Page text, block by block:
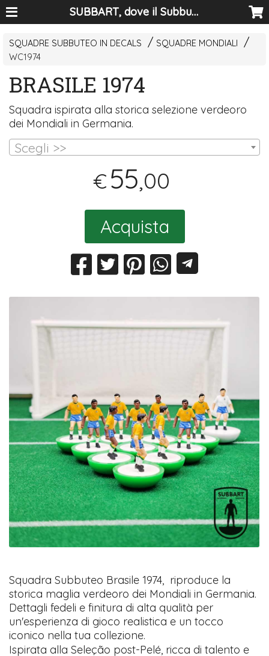
SUBBART, dove il Subbuteo diventa arte
SQUADRE SUBBUTEO IN DECALS
SQUADRE MONDIALI
WC1974
BRASILE 1974
Squadra ispirata alla storica selezione verdeoro
dei Mondiali in Germania.
Scegli >>
€55,00
Acquista
Squadra Subbuteo Brasile 1974, riproduce la
storica maglia verdeoro dei Mondiali in Germania.
Dettagli fedeli e finitura di alta qualità per
un'esperienza di gioco realistica e un tocco
iconico nella tua collezione.
Ispirata alla Seleção post-Pelé, ricca di talento e